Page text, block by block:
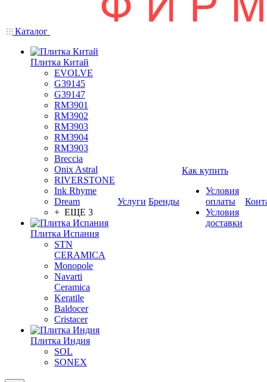
Каталог
Плитка Китай
EVOLVE
G39145
G39147
RM3901
RM3902
RM3903
RM3904
RM3903
Breccia
Onix Astral
RIVERSTONE
Ink Rhyme
Dream
+ ЕЩЕ 3
Плитка Испания
STN
CERAMICA
Monopole
Navarti
Ceramica
Keratile
Baldocer
Cristacer
Плитка Индия
SOL
SONEX
Услуги Бренды
Как купить
Условия
оплаты
Условия
доставки